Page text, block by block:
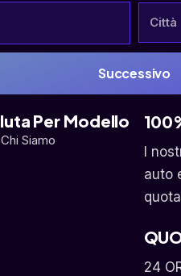
Successivo
Per Modello
Chi Siamo
I
auto
24